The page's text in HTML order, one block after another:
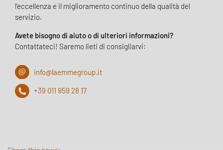
l’eccellenza e il miglioramento continuo della qualità del
servizio.
Avete bisogno di aiuto o di ulteriori informazioni?
Contattateci! Saremo lieti di consigliarvi:
info@laemmegroup.it
+39 011 959 28 17